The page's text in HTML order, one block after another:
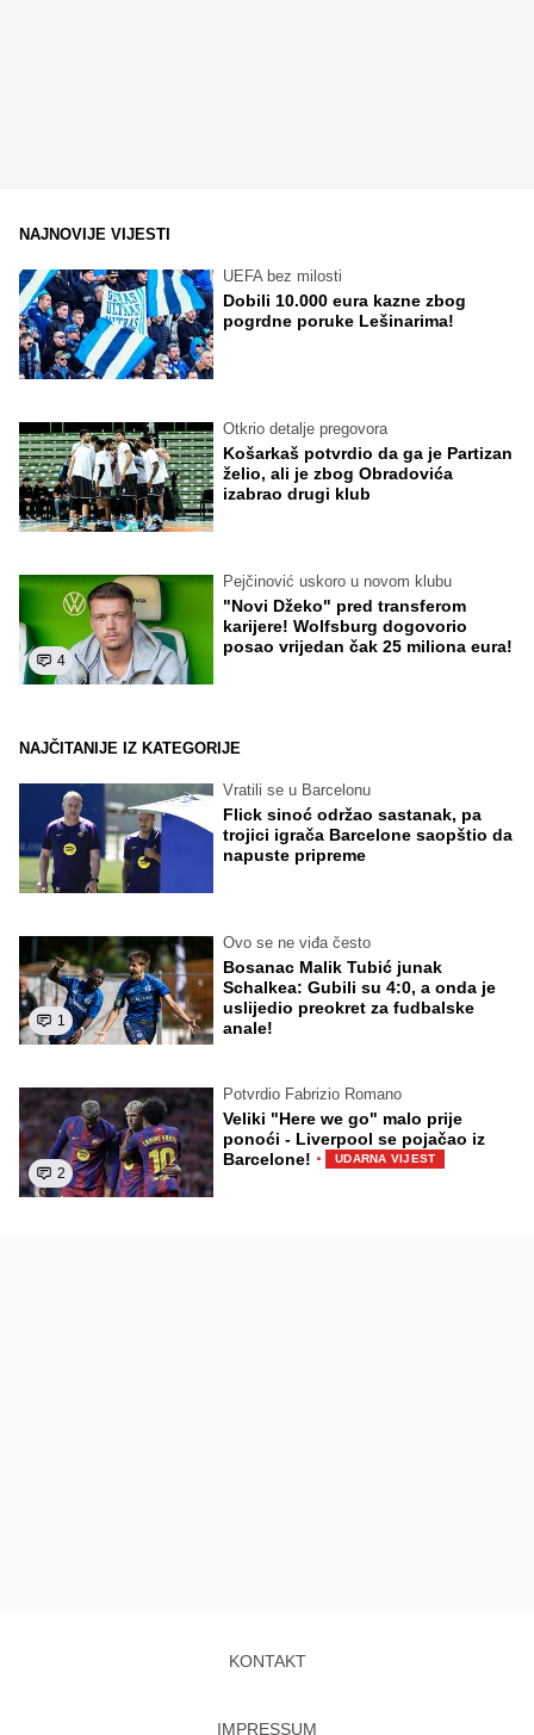
NAJNOVIJE VIJESTI
UEFA bez milosti
Dobili 10.000 eura kazne zbog
pogrdne poruke Lešinarima!
Otkrio detalje pregovora
Košarkaš potvrdio da ga je Partizan
želio, ali je zbog Obradovića
izabrao drugi klub
4
Pejčinović uskoro u novom klubu
"Novi Džeko" pred transferom
karijere! Wolfsburg dogovorio
posao vrijedan čak 25 miliona eura!
NAJČITANIJE IZ KATEGORIJE
Vratili se u Barcelonu
Flick sinoć održao sastanak, pa
trojici igrača Barcelone saopštio da
napuste pripreme
1
Ovo se ne viđa često
Bosanac Malik Tubić junak
Schalkea: Gubili su 4:0, a onda je
uslijedio preokret za fudbalske
anale!
2
Potvrdio Fabrizio Romano
Veliki "Here we go" malo prije
ponoći - Liverpool se pojačao iz
Barcelone! · UDARNA VIJEST
KONTAKT
IMPRESSUM